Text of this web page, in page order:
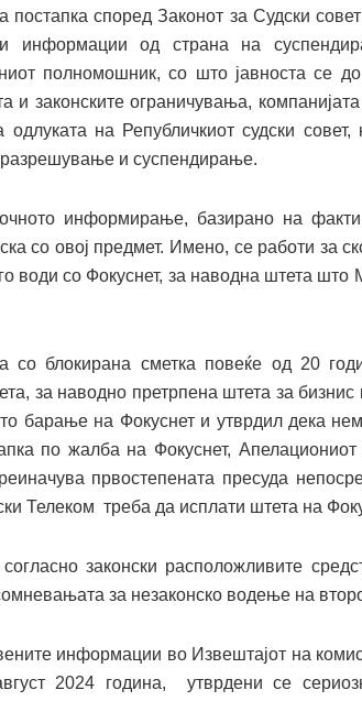
постапка според Законот за Судски
информации од страна на
полномошник, со што јавноста се
и законските ограничувања,
одлуката на Републичкиот судски
разрешување и суспендирање.
информирање, базирано на
со овој предмет. Имено, се работи за
води со Фокуснет, за наводна штета што
со блокирана сметка повеќе од 20
за наводно претрпена штета за бизнис
барање на Фокуснет и утврдил дека
по жалба на Фокуснет,
првостепената пресуда
Телеком треба да исплати штета на
законски расположливите
за незаконско водење на
информации во Извештајот на
2024 година, утврдени се